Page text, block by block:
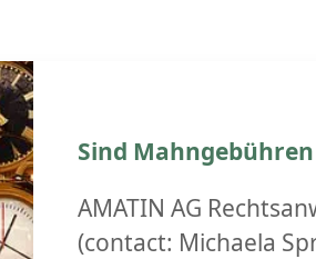
Sind
AMATIN AG
(contact: Michaela